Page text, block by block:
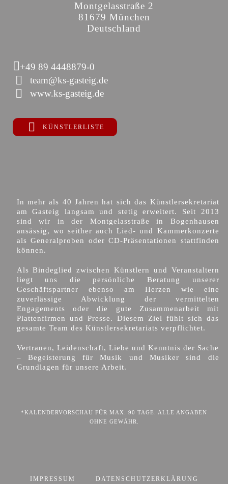
Montgelasstraße 2
81679 München
Deutschland
+49 89 4448879-0
team@ks-gasteig.de
www.ks-gasteig.de
KÜNSTLERLISTE
In mehr als 40 Jahren hat sich das Künstlersekretariat
am Gasteig langsam und stetig erweitert. Seit 2013
sind wir in der Montgelasstraße in Bogenhausen
ansässig, wo seither auch Lied- und Kammerkonzerte
als Generalproben oder CD-Präsentationen stattfinden
können.
Als Bindeglied zwischen Künstlern und Veranstaltern
liegt uns die persönliche Beratung unserer
Geschäftspartner ebenso am Herzen wie eine
zuverlässige Abwicklung der vermittelten
Engagements oder die gute Zusammenarbeit mit
Plattenfirmen und Presse. Diesem Ziel fühlt sich das
gesamte Team des Künstlersekretariats verpflichtet.
Vertrauen, Leidenschaft, Liebe und Kenntnis der Sache
– Begeisterung für Musik und Musiker sind die
Grundlagen für unsere Arbeit.
*KALENDERVORSCHAU FÜR MAX. 90 TAGE. ALLE ANGABEN
OHNE GEWÄHR.
IMPRESSUM DATENSCHUTZERKLÄRUNG